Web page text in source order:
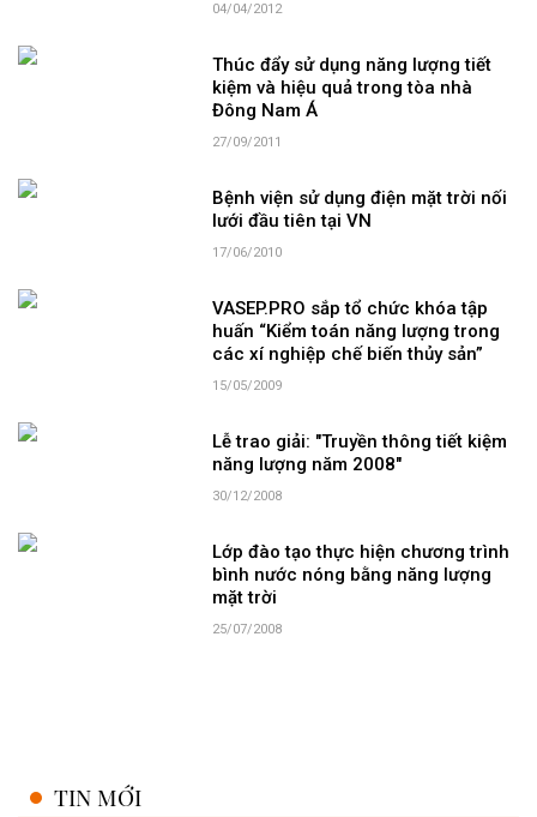
04/04/2012
Thúc đẩy sử dụng năng lượng tiết
kiệm và hiệu quả trong tòa nhà
Đông Nam Á
27/09/2011
Bệnh viện sử dụng điện mặt trời nối
lưới đầu tiên tại VN
17/06/2010
VASEP.PRO sắp tổ chức khóa tập
huấn “Kiểm toán năng lượng trong
các xí nghiệp chế biến thủy sản”
15/05/2009
Lễ trao giải: "Truyền thông tiết kiệm
năng lượng năm 2008"
30/12/2008
Lớp đào tạo thực hiện chương trình
bình nước nóng bằng năng lượng
mặt trời
25/07/2008
TIN MỚI